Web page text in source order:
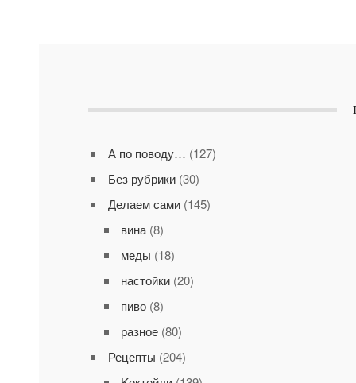
А по поводу… (127)
Без рубрики(30)
Делаем сами(145)
вина(8)
меды (18)
настойки(20)
пиво(8)
разное(80)
Рецепты (204)